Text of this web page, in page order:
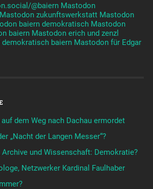
@baiern Mastodon
Mastodon zukunftswerkstatt Mastodon
baiern demokratisch Mastodon
baiern Mastodon erich und zenzl
baiern Mastodon für Edgar
dem Weg nach Dachau ermordet
„Nacht der Langen Messer“?
und Wissenschaft: Demokratie?
Netzwerker Kardinal Faulhaber